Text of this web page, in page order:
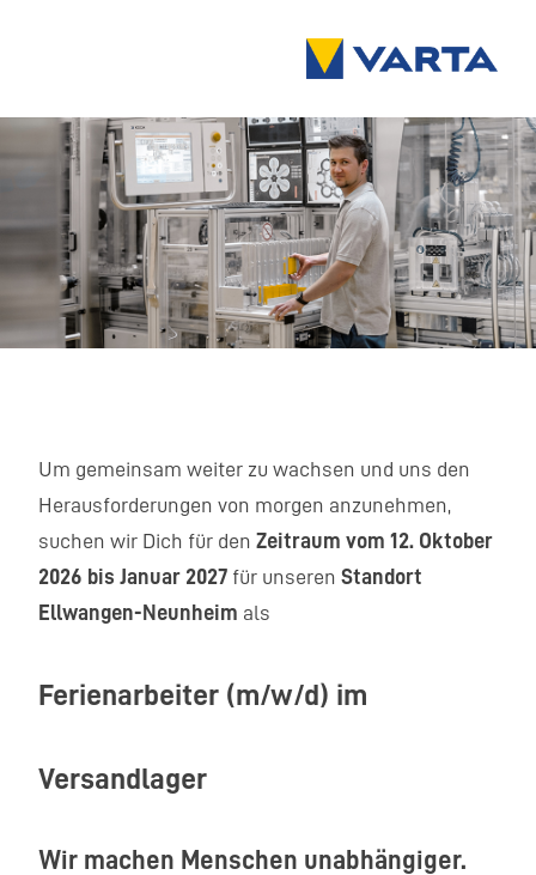
Um gemeinsam weiter zu wachsen und uns den
Herausforderungen von morgen anzunehmen,
suchen wir Dich für den Zeitraum vom 12. Oktober
2026 bis Januar 2027 für unseren Standort
Ellwangen-Neunheim als
Ferienarbeiter (m/w/d) im
Versandlager
Wir machen Menschen unabhängiger.